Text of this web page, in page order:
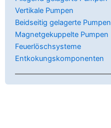
Vertikale Pumpen
Beidseitig gelagerte Pumpen
Magnetgekuppelte Pumpen
Feuerlöschsysteme
Entkokungskomponenten